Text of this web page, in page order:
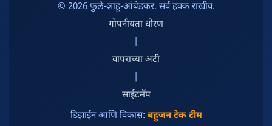
© 2026 फुले-शाहू-आंबेडकर. सर्व हक्क राखीव.
गोपनीयता धोरण
वापराच्या अटी
साईटमॅप
डिझाईन आणि विकास: बहुजन टेक टीम